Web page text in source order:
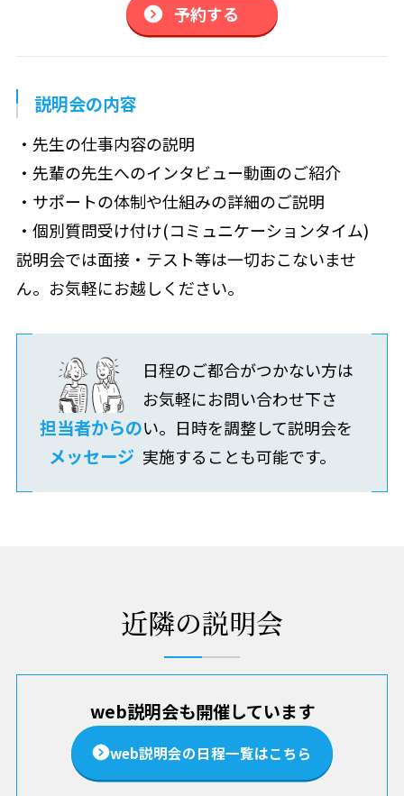
予約する
説明会の内容
・先生の仕事内容の説明
・先輩の先生へのインタビュー動画のご紹介
・サポートの体制や仕組みの詳細のご説明
・個別質問受け付け(コミュニケーションタイム)
説明会では面接・テスト等は一切おこないませ
ん。お気軽にお越しください。
担当者からの
メッセージ
日程のご都合がつかない方は
お気軽にお問い合わせ下さ
い。日時を調整して説明会を
実施することも可能です。
近隣の説明会
web説明会も開催しています
web説明会の日程一覧はこちら